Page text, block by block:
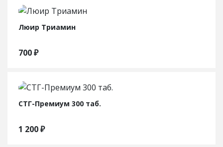
Люир Триамин
700₽
СТГ-Премиум 300 таб.
1 200₽